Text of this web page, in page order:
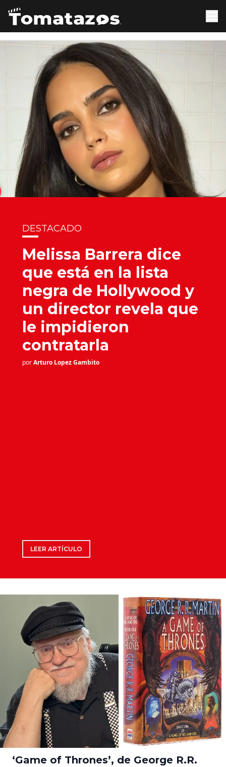
DESTACADO
Melissa Barrera dice
que está en la lista
negra de Hollywood y
un director revela que
le impidieron
contratarla
porArturo Lopez Gambito
LEER ARTÍCULO
‘Game of Thrones’, de George R.R.